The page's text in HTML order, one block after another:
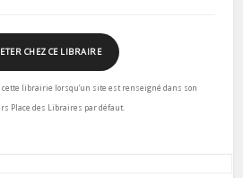
CHEZ CE LIBRAIRE
librairie lorsqu’un site est renseigné dans son
Place des Libraires par défaut.